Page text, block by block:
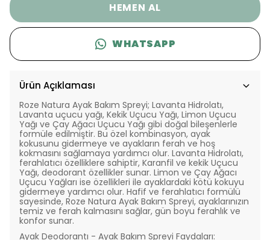
HEMEN AL
WHATSAPP
Ürün Açıklaması
Roze Natura Ayak Bakım Spreyi; Lavanta Hidrolatı,
Lavanta uçucu yağı, Kekik Uçucu Yağı, Limon Uçucu
Yağı ve Çay Ağacı Uçucu Yağı gibi doğal bileşenlerle
formüle edilmiştir. Bu özel kombinasyon, ayak
kokusunu gidermeye ve ayakların ferah ve hoş
kokmasını sağlamaya yardımcı olur. Lavanta Hidrolatı,
ferahlatıcı özelliklere sahiptir, Karanfil ve kekik Uçucu
Yağı, deodorant özellikler sunar. Limon ve Çay Ağacı
Uçucu Yağları ise özellikleri ile ayaklardaki kötü kokuyu
gidermeye yardımcı olur. Hafif ve ferahlatıcı formülü
sayesinde, Roze Natura Ayak Bakım Spreyi, ayaklarınızın
temiz ve ferah kalmasını sağlar, gün boyu ferahlık ve
konfor sunar.
Ayak Deodorantı - Ayak Bakım Spreyi Faydaları: